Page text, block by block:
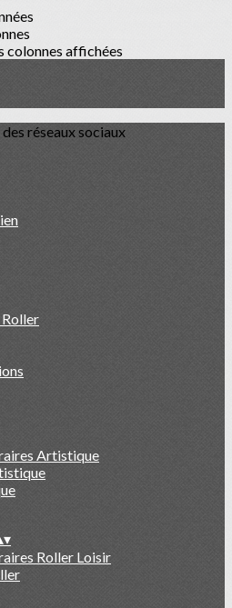
colonnes affichées
réseaux sociaux
Artistique
▾
Roller Loisir